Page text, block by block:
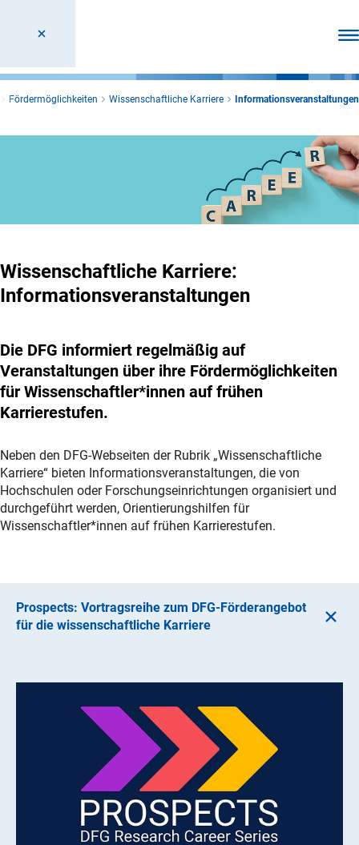
Fördermöglichkeiten Wissenschaftliche Karriere Informationsveranstaltungen
Wissenschaftliche Karriere:
Informationsveranstaltungen
Die DFG informiert regelmäßig auf
Veranstaltungen über ihre Fördermöglichkeiten
für Wissenschaftler*innen auf frühen
Karrierestufen.
Neben den DFG-Webseiten der Rubrik „Wissenschaftliche
Karriere“ bieten Informationsveranstaltungen, die von
Hochschulen oder Forschungseinrichtungen organisiert und
durchgeführt werden, Orientierungshilfen für
Wissenschaftler*innen auf frühen Karrierestufen.
Prospects: Vortragsreihe zum DFG-Förderangebot
für die wissenschaftliche Karriere